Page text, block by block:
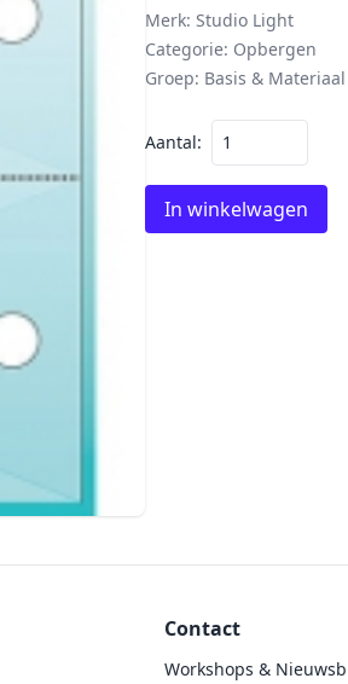
Merk: Studio Light
Categorie: Opbergen
Groep: Basis & Materiaal
Aantal:
In winkelwagen
Contact
Workshops &